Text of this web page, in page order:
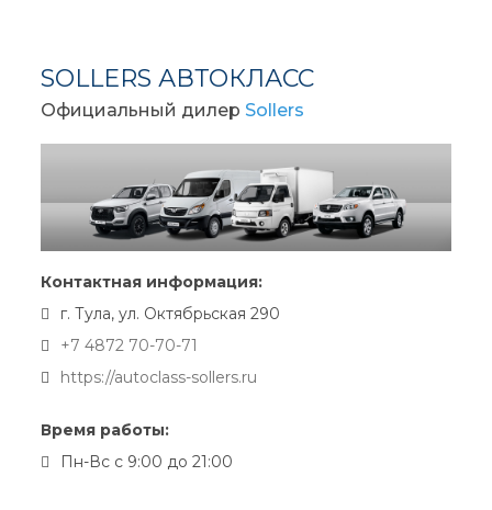
SOLLERS АВТОКЛАСС
Официальный дилер Sollers
Контактная информация:
г. Тула, ул. Октябрьская 290
+7 4872 70-70-71
https://autoclass-sollers.ru
Время работы:
Пн-Вс с 9:00 до 21:00